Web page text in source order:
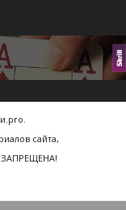
сайта,
ЗАПРЕЩЕНА!